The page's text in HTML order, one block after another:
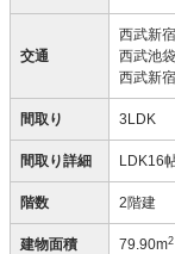
交通
西武新
西武池
西武新
間取り 3LDK
間取り詳細 LDK16
階数 2階建
建物面積 79.90m2